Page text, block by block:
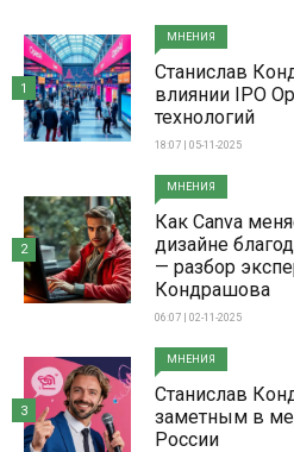
МНЕНИЯ
Станислав
влиянии IPO
технологий
18:07 | 05-11-2025
1
МНЕНИЯ
Как Canva
дизайне
— разбор
Кондрашова
06:07 | 02-11-2025
2
МНЕНИЯ
Станислав
заметным в
России
3